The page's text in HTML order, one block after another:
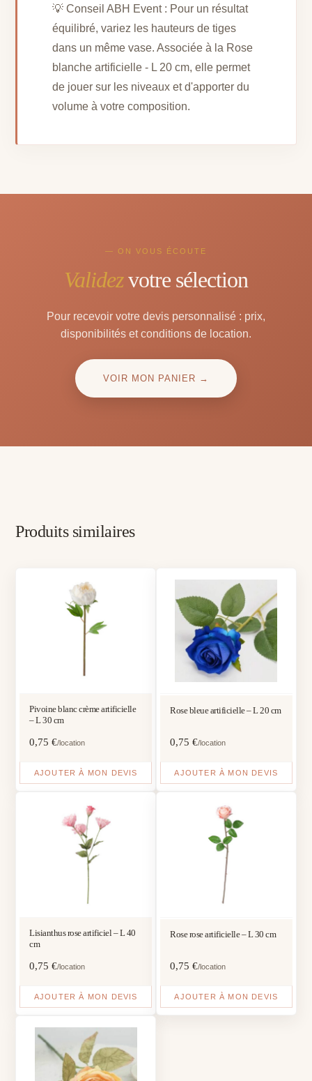
💡 Conseil ABH Event : Pour un résultat
équilibré, variez les hauteurs de tiges
dans un même vase. Associée à la Rose
blanche artificielle - L 20 cm, elle permet
de jouer sur les niveaux et d'apporter du
volume à votre composition.
— ON VOUS ÉCOUTE
Validezvotre sélection
Pour recevoir votre devis personnalisé : prix,
disponibilités et conditions de location.
VOIR MON PANIER →
Produits similaires
Pivoine blanc crème artificielle
– L 30 cm
0,75€/location
AJOUTER À MON DEVIS
Rose bleue artificielle – L 20 cm
0,75 €/location
AJOUTER À MON DEVIS
Lisianthus rose artificiel – L 40
cm
0,75€/location
AJOUTER À MON DEVIS
Rose rose artificielle – L 30 cm
0,75 €/location
AJOUTER À MON DEVIS